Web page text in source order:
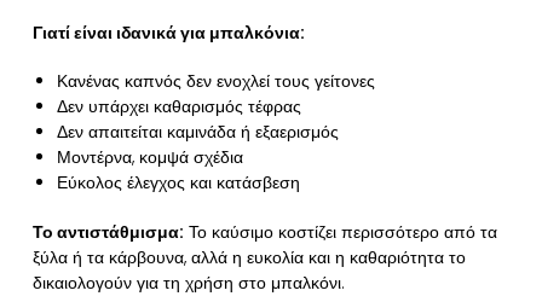
Γιατί είναι ιδανικά για μπαλκόνια:
Κανένας καπνός δεν ενοχλεί τους γείτονες
Δεν υπάρχει καθαρισμός τέφρας
Δεν απαιτείται καμινάδα ή εξαερισμός
Μοντέρνα, κομψά σχέδια
Εύκολος έλεγχος και κατάσβεση
Το αντιστάθμισμα: Το καύσιμο κοστίζει περισσότερο από τα
ξύλα ή τα κάρβουνα, αλλά η ευκολία και η καθαριότητα το
δικαιολογούν για τη χρήση στο μπαλκόνι.